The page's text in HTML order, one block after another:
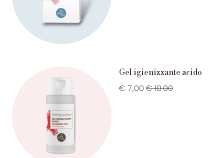
Gel igienizzante acido
€ 7,00€ 10.00